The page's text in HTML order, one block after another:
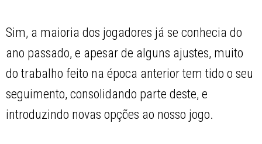
Sim, a maioria dos jogadores já se conhecia do
ano passado, e apesar de alguns ajustes, muito
do trabalho feito na época anterior tem tido o seu
seguimento, consolidando parte deste, e
introduzindo novas opções ao nosso jogo.